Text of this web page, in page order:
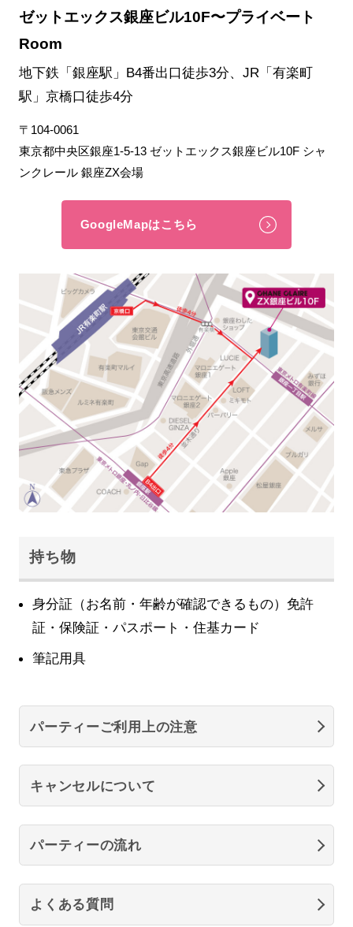
ゼットエックス銀座ビル10F〜プライベート
Room
地下鉄「銀座駅」B4番出口徒歩3分、JR「有楽町
駅」京橋口徒歩4分
〒104-0061
東京都中央区銀座1-5-13 ゼットエックス銀座ビル10F シャ
ンクレール 銀座ZX会場
GoogleMapはこちら
持ち物
身分証（お名前・年齢が確認できるもの）免許
証・保険証・パスポート・住基カード
筆記用具
パーティーご利用上の注意
キャンセルについて
パーティーの流れ
よくある質問